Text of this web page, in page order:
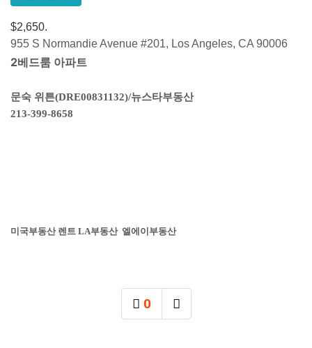
$2,650.
955 S Normandie Avenue #201, Los Angeles, CA 90006
2베드룸 아파트
문숙 위튼(DRE00831132)/뉴스타부동산
213-399-8658
미국부동산 렌트 LA부동산 엘에이부동산
0
추천 SNS 공유